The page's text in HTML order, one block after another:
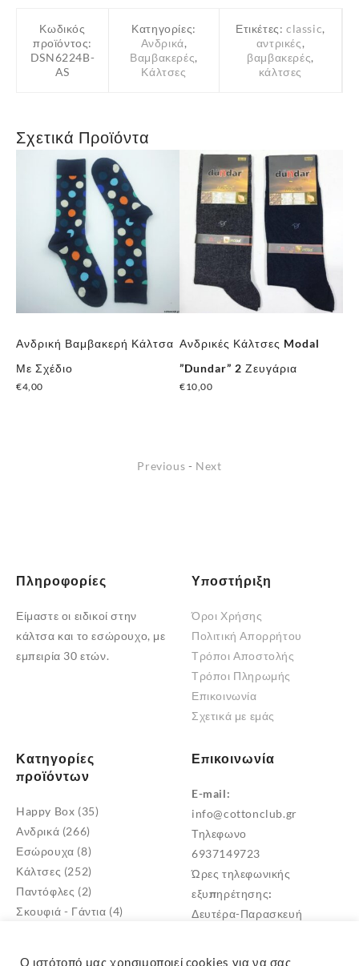
Κωδικός
προϊόντος:
DSN6224B-
AS
Κατηγορίες:
Ανδρικά,
Βαμβακερές,
Κάλτσες
Ετικέτες:classic,
αντρικές,
βαμβακερές,
κάλτσες
Σχετικά Προϊόντα
Ανδρική Βαμβακερή Κάλτσα
Με Σχέδιο
€4,00
Ανδρικές Κάλτσες Modal
”Dundar” 2 Ζευγάρια
€10,00
Previous - Next
Πληροφορίες
Είμαστε οι ειδικοί στην
κάλτσα και το εσώρουχο, με
εμπειρία 30 ετών.
Υποστήριξη
Όροι Χρήσης
Πολιτική Απορρήτου
Τρόποι Αποστολής
Τρόποι Πληρωμής
Επικοινωνία
Σχετικά με εμάς
Κατηγορίες
προϊόντων
Happy Box (35)
Ανδρικά (266)
Εσώρουχα (8)
Κάλτσες (252)
Παντόφλες (2)
Σκουφιά - Γάντια (4)
Επικοινωνία
E-mail:
info@cottonclub.gr
Τηλεφωνο
6937149723
Ώρες τηλεφωνικής
εξυπηρέτησης:
Δευτέρα-Παρασκευή
Ο ιστότοπό μας χρησιμοποιεί cookies για να σας